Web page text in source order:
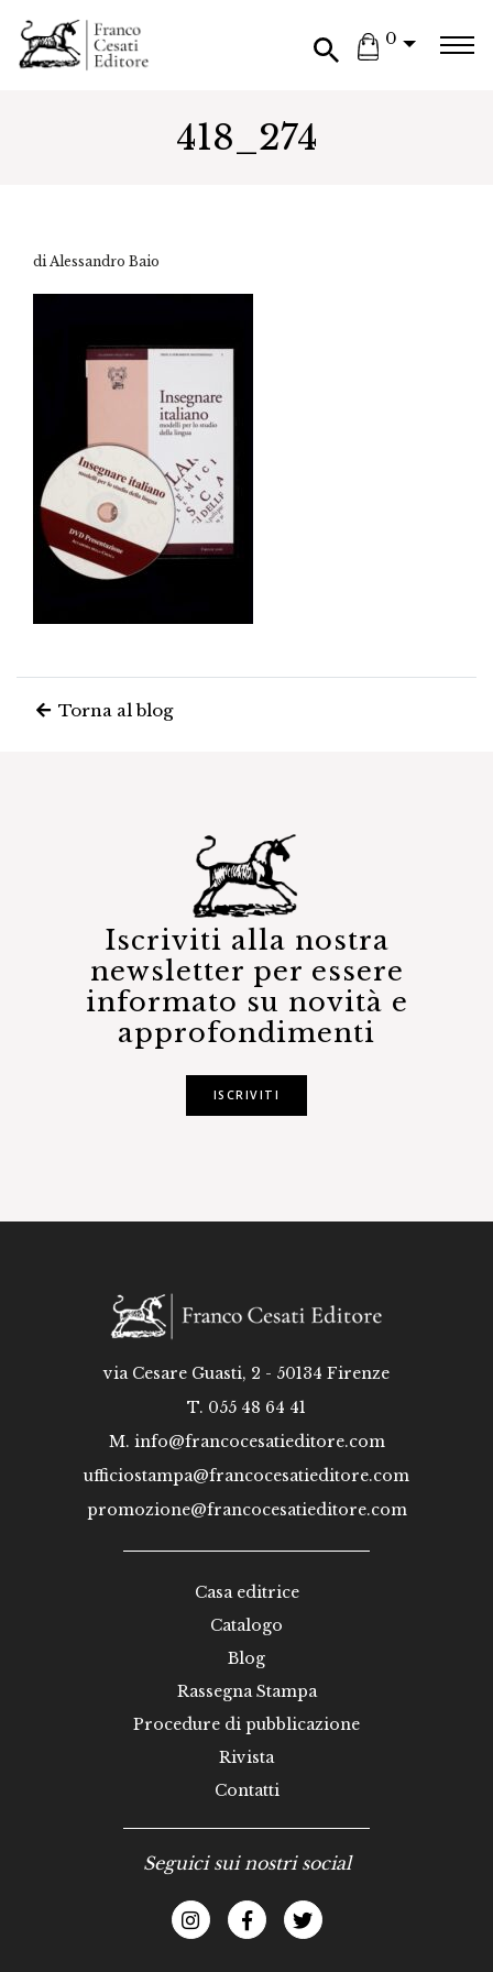
0
418_274
di Alessandro Baio
Torna al blog
Iscriviti alla nostra
newsletter per essere
informato su novità e
approfondimenti
ISCRIVITI
via Cesare Guasti, 2 - 50134 Firenze
T. 055 48 64 41
M. info@francocesatieditore.com
ufficiostampa@francocesatieditore.com
promozione@francocesatieditore.com
Casa editrice
Catalogo
Blog
Rassegna Stampa
Procedure di pubblicazione
Rivista
Contatti
Seguici sui nostri social